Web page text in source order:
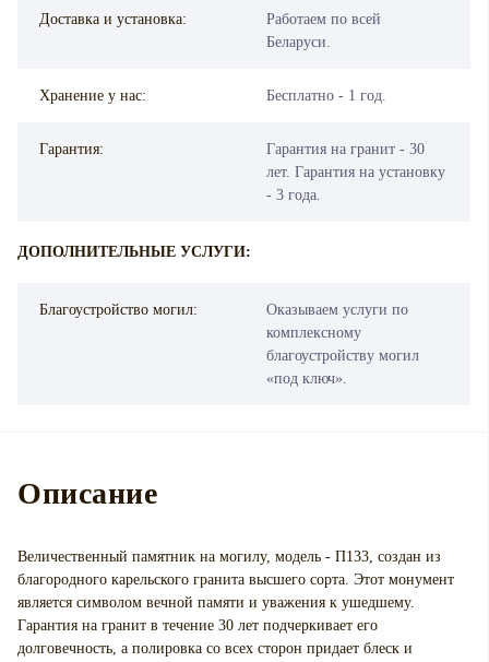
Доставка и установка:
Работаем по всей
Беларуси.
Хранение у нас: Бесплатно - 1 год.
Гарантия:
Гарантия на гранит - 30
лет. Гарантия на установку
- 3 года.
ДОПОЛНИТЕЛЬНЫЕ УСЛУГИ:
Благоустройство могил:
Оказываем услуги по
комплексному
благоустройству могил
«под ключ».
Описание
Величественный памятник на могилу, модель - П133, создан из
благородного карельского гранита высшего сорта. Этот монумент
является символом вечной памяти и уважения к ушедшему.
Гарантия на гранит в течение 30 лет подчеркивает его
долговечность, а полировка со всех сторон придает блеск и